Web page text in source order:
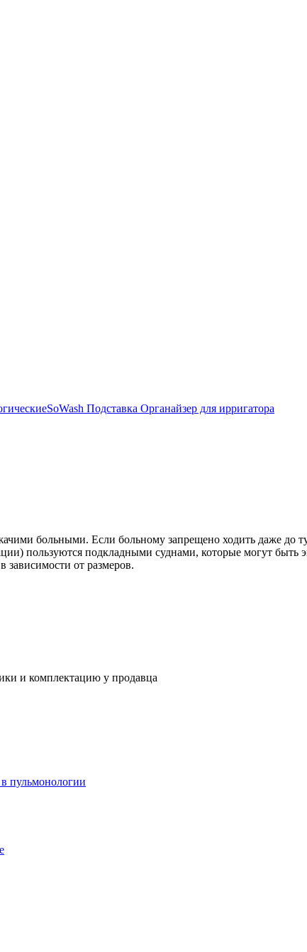
SoWash Подставка Органайзер для ирригатора
больными. Если больному запрещено ходить даже до
пользуются подкладными суднами, которые могут
зависимости от размеров.
и комплектацию у продавца
пульмонологии